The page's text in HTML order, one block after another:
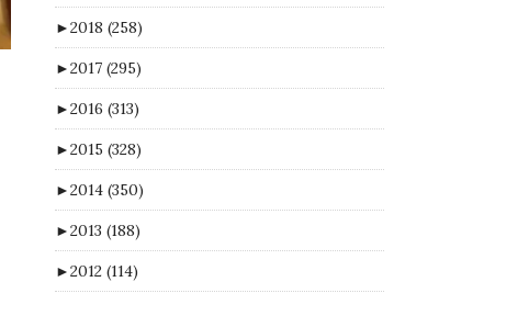
►2018 (258)
►2017 (295)
►2016 (313)
►2015 (328)
►2014 (350)
►2013 (188)
►2012 (114)